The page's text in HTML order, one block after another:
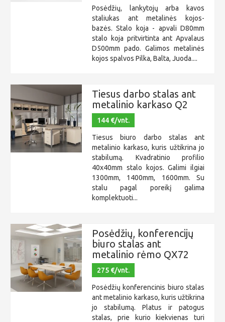
Posėdžių, lankytojų arba kavos
staliukas ant metalinės kojos-
bazės. Stalo koja - apvali D80mm
stalo koja pritvirtinta ant Apvalaus
D500mm pado. Galimos metalinės
kojos spalvos Pilka, Balta, Juoda....
Tiesus darbo stalas ant
metalinio karkaso Q2
144 €/vnt.
Tiesus biuro darbo stalas ant
metalinio karkaso, kuris užtikrina jo
stabilumą. Kvadratinio profilio
40x40mm stalo kojos. Galimi ilgiai
1300mm, 1400mm, 1600mm. Su
stalu pagal poreikį galima
komplektuoti...
Posėdžių, konferencijų
biuro stalas ant
metalinio rėmo QX72
275 €/vnt.
Posėdžių konferencinis biuro stalas
ant metalinio karkaso, kuris užtikrina
jo stabilumą. Platus ir patogus
stalas, prie kurio kiekvienas turi